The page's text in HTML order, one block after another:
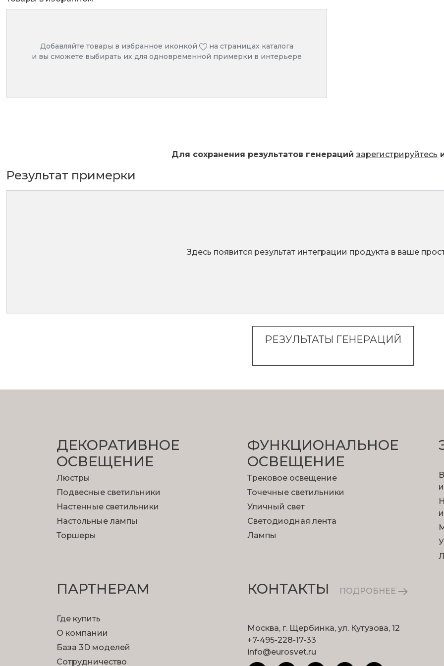
освещения для квартиры, дома, офиса или фасада здания.
Замена светильника
Сделайте фото помещения, загрузите его в примерочную и укажите в запросе "замени светильник
Добавление светильников
Сделайте фото пространства, где вы хотите разместить светильник и напишите уточнение по месту
Добавляйте товары в избранное иконкой
на страницах каталога
и вы сможете выбирать их для одновременной примерки в интерьере
Для сохранения результатов генераций зарегистрируйтесь
Результат примерки
Здесь появится результат интеграции продукта в ваше
РЕЗУЛЬТАТЫ ГЕНЕРАЦИЙ
Здесь появятся результаты ваших
Мы храним изображения короткий период времени, рекомендуем скачивать их
ДЕКОРАТИВНОЕ
ОСВЕЩЕНИЕ
Люстры
Подвесные светильники
Настенные светильники
Настольные лампы
Торшеры
ФУНКЦИОНА­ЛЬНОЕ
ОСВЕЩЕНИЕ
Трековое освещение
Точечные светильники
Уличный свет
Светодиодная лента
Лампы
ПАРТНЕРАМ
Где купить
О компании
База 3D моделей
Сотрудничество
КОНТАКТЫ ПОДРОБНЕЕ
Москва, г. Щербинка, ул. Кутузова, 12
+7-495-228-17-33
info@eurosvet.ru